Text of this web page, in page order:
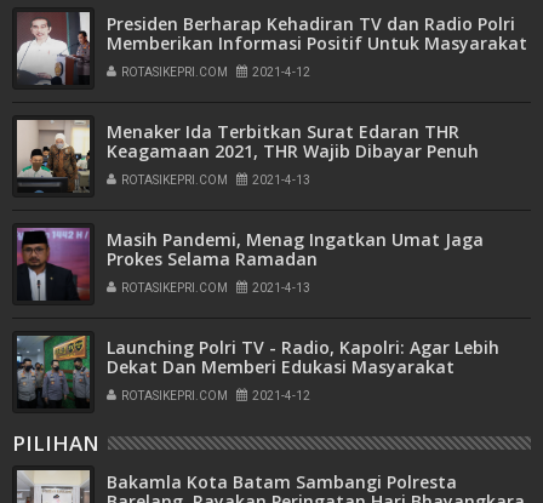
Presiden Berharap Kehadiran TV dan Radio Polri
Memberikan Informasi Positif Untuk Masyarakat
ROTASIKEPRI.COM 2021-4-12
Menaker Ida Terbitkan Surat Edaran THR
Keagamaan 2021, THR Wajib Dibayar Penuh
ROTASIKEPRI.COM 2021-4-13
Masih Pandemi, Menag Ingatkan Umat Jaga
Prokes Selama Ramadan
ROTASIKEPRI.COM 2021-4-13
Launching Polri TV - Radio, Kapolri: Agar Lebih
Dekat Dan Memberi Edukasi Masyarakat
ROTASIKEPRI.COM 2021-4-12
PILIHAN
Bakamla Kota Batam Sambangi Polresta